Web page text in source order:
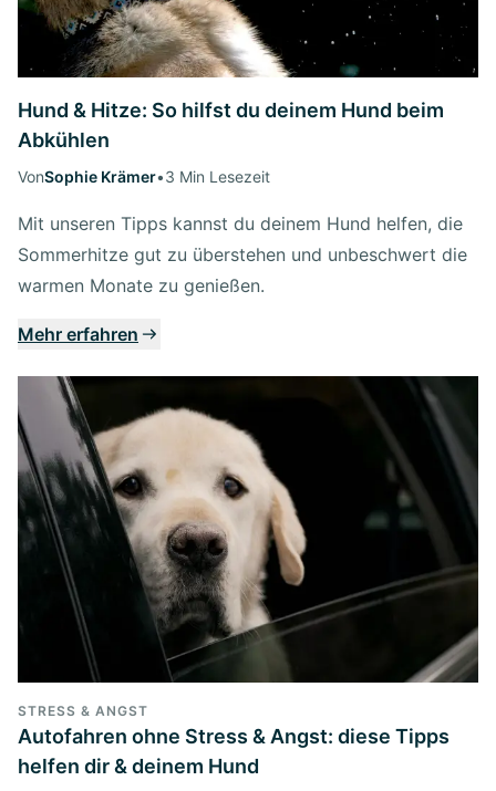
Hund & Hitze: So hilfst du deinem Hund beim
Abkühlen
VonSophie Krämer•3 Min Lesezeit
Mit unseren Tipps kannst du deinem Hund helfen, die
Sommerhitze gut zu überstehen und unbeschwert die
warmen Monate zu genießen.
Mehr erfahren
STRESS & ANGST
Autofahren ohne Stress & Angst: diese Tipps
helfen dir & deinem Hund